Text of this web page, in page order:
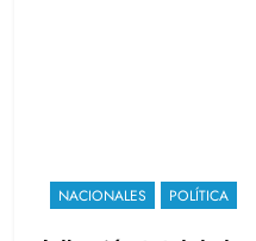
NACIONALES POLÍTICA